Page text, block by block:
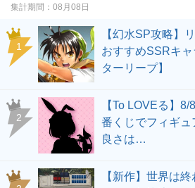
集計期間： 08月08日
1
【幻水SP攻略】
おすすめSSRキ
ターリープ】
2
【To LOVEる】
番くじでフィギ
良さは…
【新作】世界は